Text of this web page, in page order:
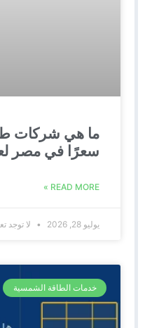
ما هي شركات
سعرًا في مصر لعام 2026-
READ MORE »
يوليو 28, 2026 لا توجد
خدمات الطاقة الشمسية